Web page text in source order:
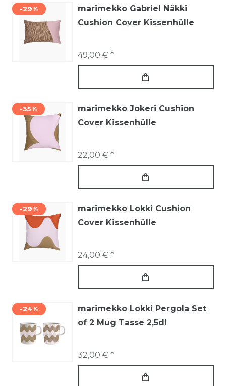
-29%
marimekko Gabriel Näkki
Cushion Cover Kissenhülle
49,00 € *
-35%
marimekko Jokeri Cushion
Cover Kissenhülle
22,00 € *
-29%
marimekko Lokki Cushion
Cover Kissenhülle
24,00 € *
-24%
marimekko Lokki Pergola Set
of 2 Mug Tasse 2,5dl
32,00 € *